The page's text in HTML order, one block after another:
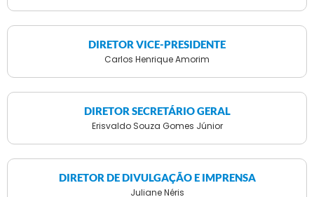
DIRETOR VICE-PRESIDENTE
Carlos Henrique Amorim
DIRETOR SECRETÁRIO GERAL
Erisvaldo Souza Gomes Júnior
DIRETOR DE DIVULGAÇÃO E IMPRENSA
Juliane Néris